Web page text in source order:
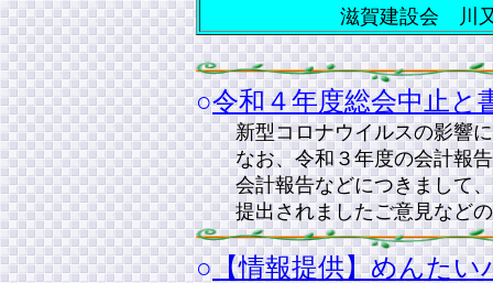
滋賀建設会 川又英史
○令和４年度総会中止と
新型コロナウイルスの影響
なお、令和３年度の会計報告
会計報告などにつきまして、
提出されましたご意見などの
○【情報提供】めんたい